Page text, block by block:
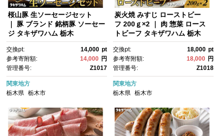
桜山豚 生ソーセージセット
｜ 豚 ブランド 銘柄豚 ソーセー
ジ タキザワハム 栃木
交換pt: 14,000 pt
参考寄附額:
14,000 円
管理番号:
Z1017
関東地方
栃木県
栃木市
炭火焼 みすじ ローストビー
フ 200ｇ×2 ｜ 肉 惣菜 ロース
トビーフ タキザワハム 栃木
交換pt: 18,000 pt
参考寄附額:
18,000 円
管理番号:
Z1018
関東地方
栃木県 栃木市